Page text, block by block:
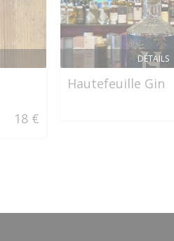
18 €
DÉTAILS
Hautefeuille Gin